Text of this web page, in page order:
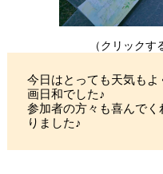
（クリックす
今日はとっても天気も
画日和でした♪
参加者の方々も喜んで
りました♪